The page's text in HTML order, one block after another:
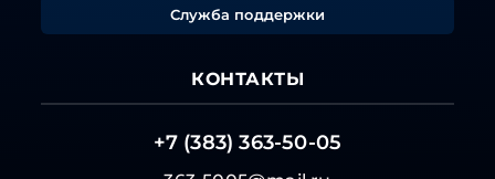
Служба поддержки
КОНТАКТЫ
+7 (383) 363-50-05